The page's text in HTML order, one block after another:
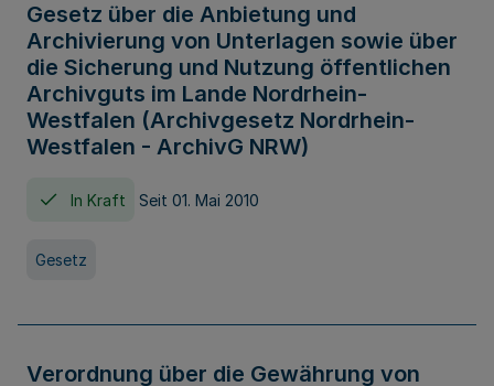
Gesetz über die Anbietung und
Archivierung von Unterlagen sowie über
die Sicherung und Nutzung öffentlichen
Archivguts im Lande Nordrhein-
Westfalen (Archivgesetz Nordrhein-
Westfalen - ArchivG NRW)
In Kraft Seit 01. Mai 2010
Gesetz
Verordnung über die Gewährung von